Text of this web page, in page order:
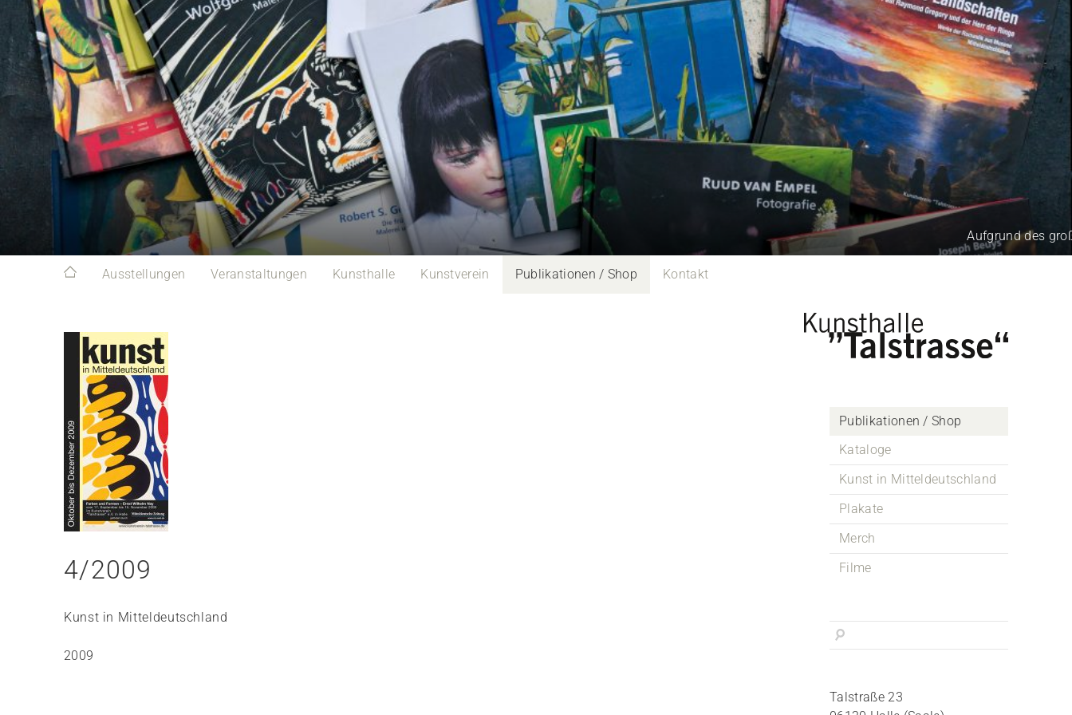
Aufgrund des
Ausstellungen Veranstaltungen Kunsthalle Kunstverein Publikationen / Shop Kontakt
Publikationen / Shop
Kataloge
Kunst in Mitteldeutschland
Plakate
Merch
Filme
4/2009
Kunst in Mitteldeutschland
2009
Talstraße 23